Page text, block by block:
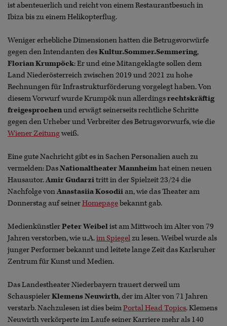
ist abenteuerlich und reicht von einem Restaurantbesuch in
Ibiza bis zu einem Helikopterflug.
Weniger erhebliche Dimensionen hatten die Betrugsvorwürfe
gegen den Intendanten desKultur.Sommer.Semmering,
Florian Krumpöck: Er und eine Mitangeklagte sollen dem
Land Niederösterreich zwischen 2019 und 2021 zu hohe
Rechnungen für Infrastrukturförderung vorgelegt haben. Von
diesem Vorwurf wurde Krumpök nun allerdingsrechtskräftig
freigesprochenund erwägt seinerseits rechtliche Schritte
gegen den Urheber und Verbreiter des Betrugsvorwurfs, wie die
Wiener Zeitungweiß.
Eine gute Nachricht gibt es in Sachen Personalien auch zu
vermelden: DasNationaltheater Mannheimhat einen neuen
Hausautor.Amir Gudarzitritt in der Spielzeit 23/24 die
Nachfolge vonAnastasiia Kosodiian, wie das Theater am
Donnerstag auf seinerHomepagebekannt gab.
MedienkünstlerPeter Weibelist am Mittwoch im Alter von 79
Jahren verstorben, wie u.A.im Spiegelzu lesen. Weibel wurde als
junger Performer bekannt und leitete lange Zeit das Karlsruher
Zentrum für Kunst und Medien.
Das Landestheater Niederbayern trauert derweil um
SchauspielerKlemens Neuwirth, der im Alter von 71 Jahren
verstarb. Nachzulesen ist dies beimPortal Head Topics. Klemens
Neuwirth verkörperte im Laufe seiner Karriere mehr als 140